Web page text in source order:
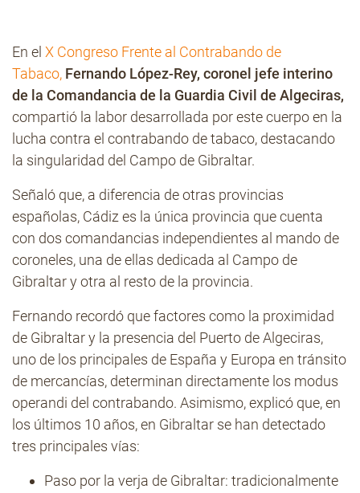
En el X Congreso Frente al Contrabando de
Tabaco, Fernando López-Rey, coronel jefe interino
de la Comandancia de la Guardia Civil de Algeciras,
compartió la labor desarrollada por este cuerpo en la
lucha contra el contrabando de tabaco, destacando
la singularidad del Campo de Gibraltar.
Señaló que, a diferencia de otras provincias
españolas, Cádiz es la única provincia que cuenta
con dos comandancias independientes al mando de
coroneles, una de ellas dedicada al Campo de
Gibraltar y otra al resto de la provincia.
Fernando recordó que factores como la proximidad
de Gibraltar y la presencia del Puerto de Algeciras,
uno de los principales de España y Europa en tránsito
de mercancías, determinan directamente los modus
operandi del contrabando. Asimismo, explicó que, en
los últimos 10 años, en Gibraltar se han detectado
tres principales vías:
Paso por la verja de Gibraltar: tradicionalmente